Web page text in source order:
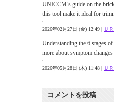
UNICCM’s guide on the
this tool make it ideal for
2026年02月27日 (金) 12:49 | Ｕ
Understanding the 6 stages
more about symptom
2026年05月28日 (木) 11:48 | Ｕ
コメントを投稿